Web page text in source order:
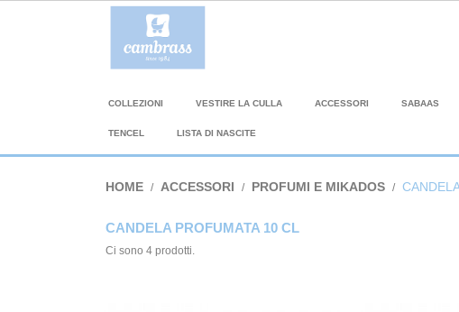
COLLEZIONI VESTIRE LA CULLA ACCESSORI SABAAS
TENCEL LISTA DI NASCITE
HOME ACCESSORI PROFUMI E MIKADOS
CANDELA PROFUMATA 10 CL
Ci sono 4 prodotti.